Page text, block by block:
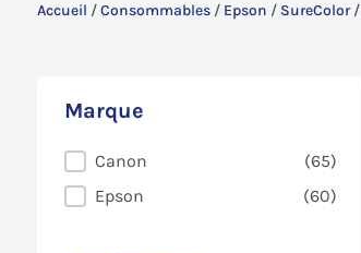
Accueil /Consommables/ Epson / SureColor/
Marque
Marque
Canon
(65)
Epson
(60)